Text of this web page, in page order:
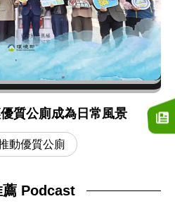
質公廁成為日常風景
動優質公廁
薦 Podcast